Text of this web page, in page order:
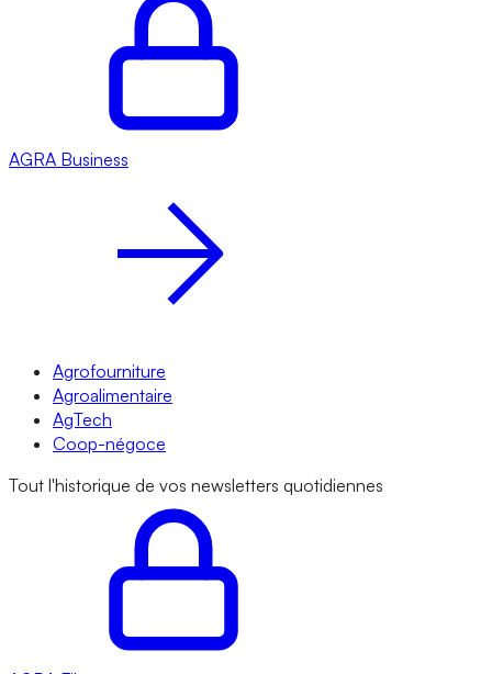
AGRA Business
Agrofourniture
Agroalimentaire
AgTech
Coop-négoce
Tout l'historique de vos newsletters quotidiennes